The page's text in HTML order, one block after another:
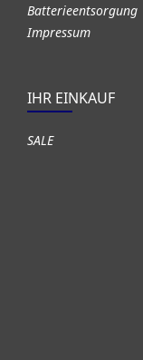
Batterieentsorgung
Impressum
IHR EINKAUF
SALE